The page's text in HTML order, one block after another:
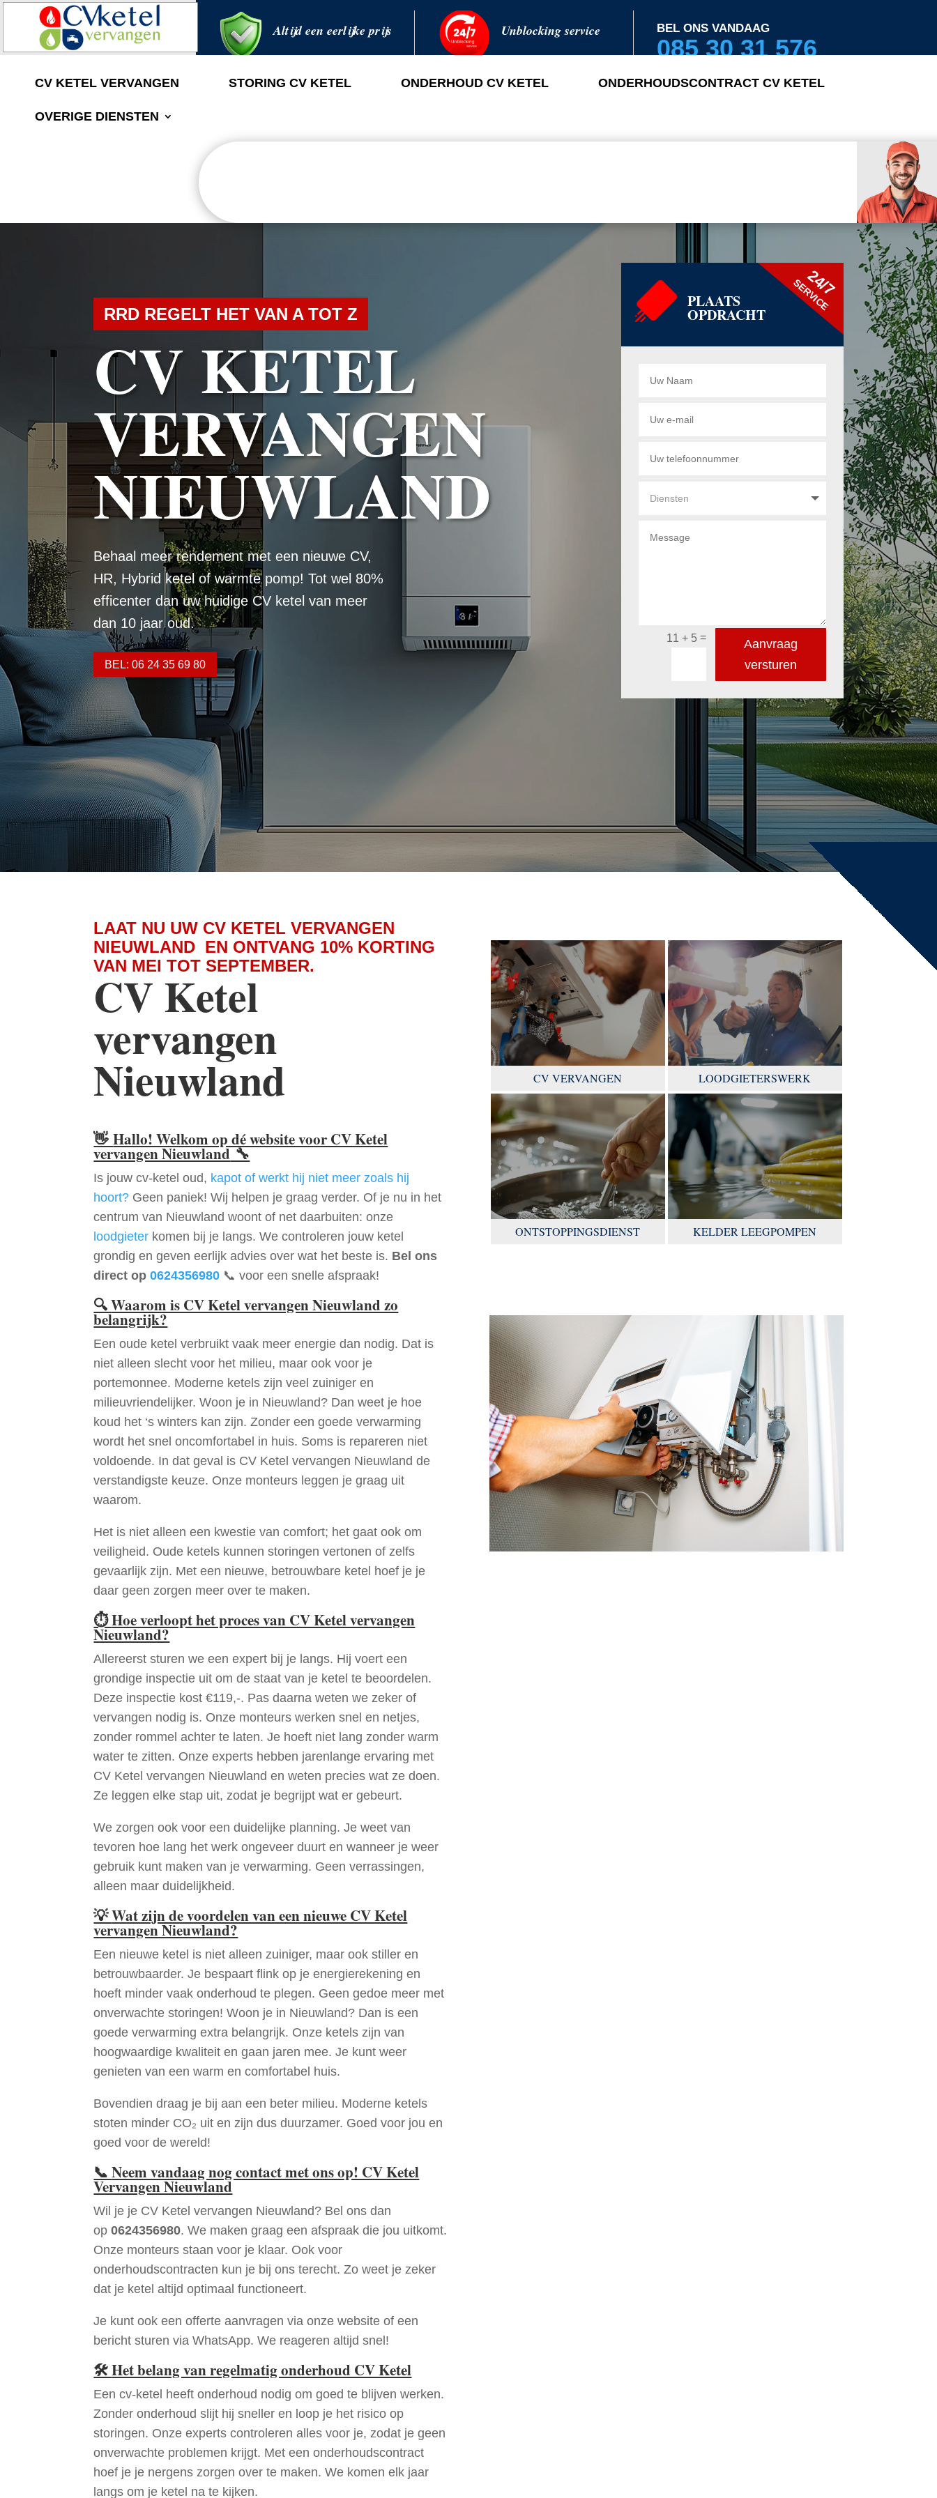
Altijd een eerlijke prijs Unblocking service BEL ONS VANDAAG
085 30 31 576
CV KETEL VERVANGEN STORING CV KETEL ONDERHOUD CV KETEL ONDERHOUDSCONTRACT CV KETEL
OVERIGE DIENSTEN
RRD REGELT HET VAN A TOT Z
CV KETEL
VERVANGEN
NIEUWLAND
Behaal meer rendement met een nieuwe CV,
HR, Hybrid ketel of warmte pomp! Tot wel 80%
efficenter dan uw huidige CV ketel van meer
dan 10 jaar oud.
BEL: 06 24 35 69 80
PLAATS
OPDRACHT
24/7
SERVICE
11 + 5=
Aanvraag
versturen
LAAT NU UW CV KETEL VERVANGEN
NIEUWLAND EN ONTVANG 10% KORTING
VAN MEI TOT SEPTEMBER.
CV Ketel
vervangen
Nieuwland
👋Hallo! Welkom op dé website voor CV Ketel
vervangen Nieuwland🔧
Is jouw cv-ketel oud, kapot of werkt hij niet meer zoals hij
hoort? Geen paniek! Wij helpen je graag verder. Of je nu in het
centrum van Nieuwland woont of net daarbuiten: onze
loodgieter komen bij je langs. We controleren jouw ketel
grondig en geven eerlijk advies over wat het beste is. Bel ons
direct op0624356980 📞 voor een snelle afspraak!
🔍Waarom is CV Ketel vervangen Nieuwland zo
belangrijk?
Een oude ketel verbruikt vaak meer energie dan nodig. Dat is
niet alleen slecht voor het milieu, maar ook voor je
portemonnee. Moderne ketels zijn veel zuiniger en
milieuvriendelijker. Woon je in Nieuwland? Dan weet je hoe
koud het ‘s winters kan zijn. Zonder een goede verwarming
wordt het snel oncomfortabel in huis. Soms is repareren niet
voldoende. In dat geval is CV Ketel vervangen Nieuwland de
verstandigste keuze. Onze monteurs leggen je graag uit
waarom.
Het is niet alleen een kwestie van comfort; het gaat ook om
veiligheid. Oude ketels kunnen storingen vertonen of zelfs
gevaarlijk zijn. Met een nieuwe, betrouwbare ketel hoef je je
daar geen zorgen meer over te maken.
⏱Hoe verloopt het proces van CV Ketel vervangen
Nieuwland?
Allereerst sturen we een expert bij je langs. Hij voert een
grondige inspectie uit om de staat van je ketel te beoordelen.
Deze inspectie kost €119,-. Pas daarna weten we zeker of
vervangen nodig is. Onze monteurs werken snel en netjes,
zonder rommel achter te laten. Je hoeft niet lang zonder warm
water te zitten. Onze experts hebben jarenlange ervaring met
CV Ketel vervangen Nieuwland en weten precies wat ze doen.
Ze leggen elke stap uit, zodat je begrijpt wat er gebeurt.
We zorgen ook voor een duidelijke planning. Je weet van
tevoren hoe lang het werk ongeveer duurt en wanneer je weer
gebruik kunt maken van je verwarming. Geen verrassingen,
alleen maar duidelijkheid.
💡Wat zijn de voordelen van een nieuwe CV Ketel
vervangen Nieuwland?
Een nieuwe ketel is niet alleen zuiniger, maar ook stiller en
betrouwbaarder. Je bespaart flink op je energierekening en
hoeft minder vaak onderhoud te plegen. Geen gedoe meer met
onverwachte storingen! Woon je in Nieuwland? Dan is een
goede verwarming extra belangrijk. Onze ketels zijn van
hoogwaardige kwaliteit en gaan jaren mee. Je kunt weer
genieten van een warm en comfortabel huis.
Bovendien draag je bij aan een beter milieu. Moderne ketels
stoten minder CO₂ uit en zijn dus duurzamer. Goed voor jou en
goed voor de wereld!
📞Neem vandaag nog contact met ons op! CV Ketel
Vervangen Nieuwland
Wil je je CV Ketel vervangen Nieuwland? Bel ons dan
op0624356980. We maken graag een afspraak die jou uitkomt.
Onze monteurs staan voor je klaar. Ook voor
onderhoudscontracten kun je bij ons terecht. Zo weet je zeker
dat je ketel altijd optimaal functioneert.
Je kunt ook een offerte aanvragen via onze website of een
bericht sturen via WhatsApp. We reageren altijd snel!
🛠Het belang van regelmatig onderhoud CV Ketel
Een cv-ketel heeft onderhoud nodig om goed te blijven werken.
Zonder onderhoud slijt hij sneller en loop je het risico op
storingen. Onze experts controleren alles voor je, zodat je geen
onverwachte problemen krijgt. Met een onderhoudscontract
hoef je je nergens zorgen over te maken. We komen elk jaar
langs om je ketel na te kijken.
CV VERVANGEN LOODGIETERSWERK
ONTSTOPPINGSDIENST KELDER LEEGPOMPEN